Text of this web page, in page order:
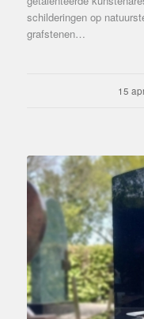
schilderingen op
grafstenen…
15 /